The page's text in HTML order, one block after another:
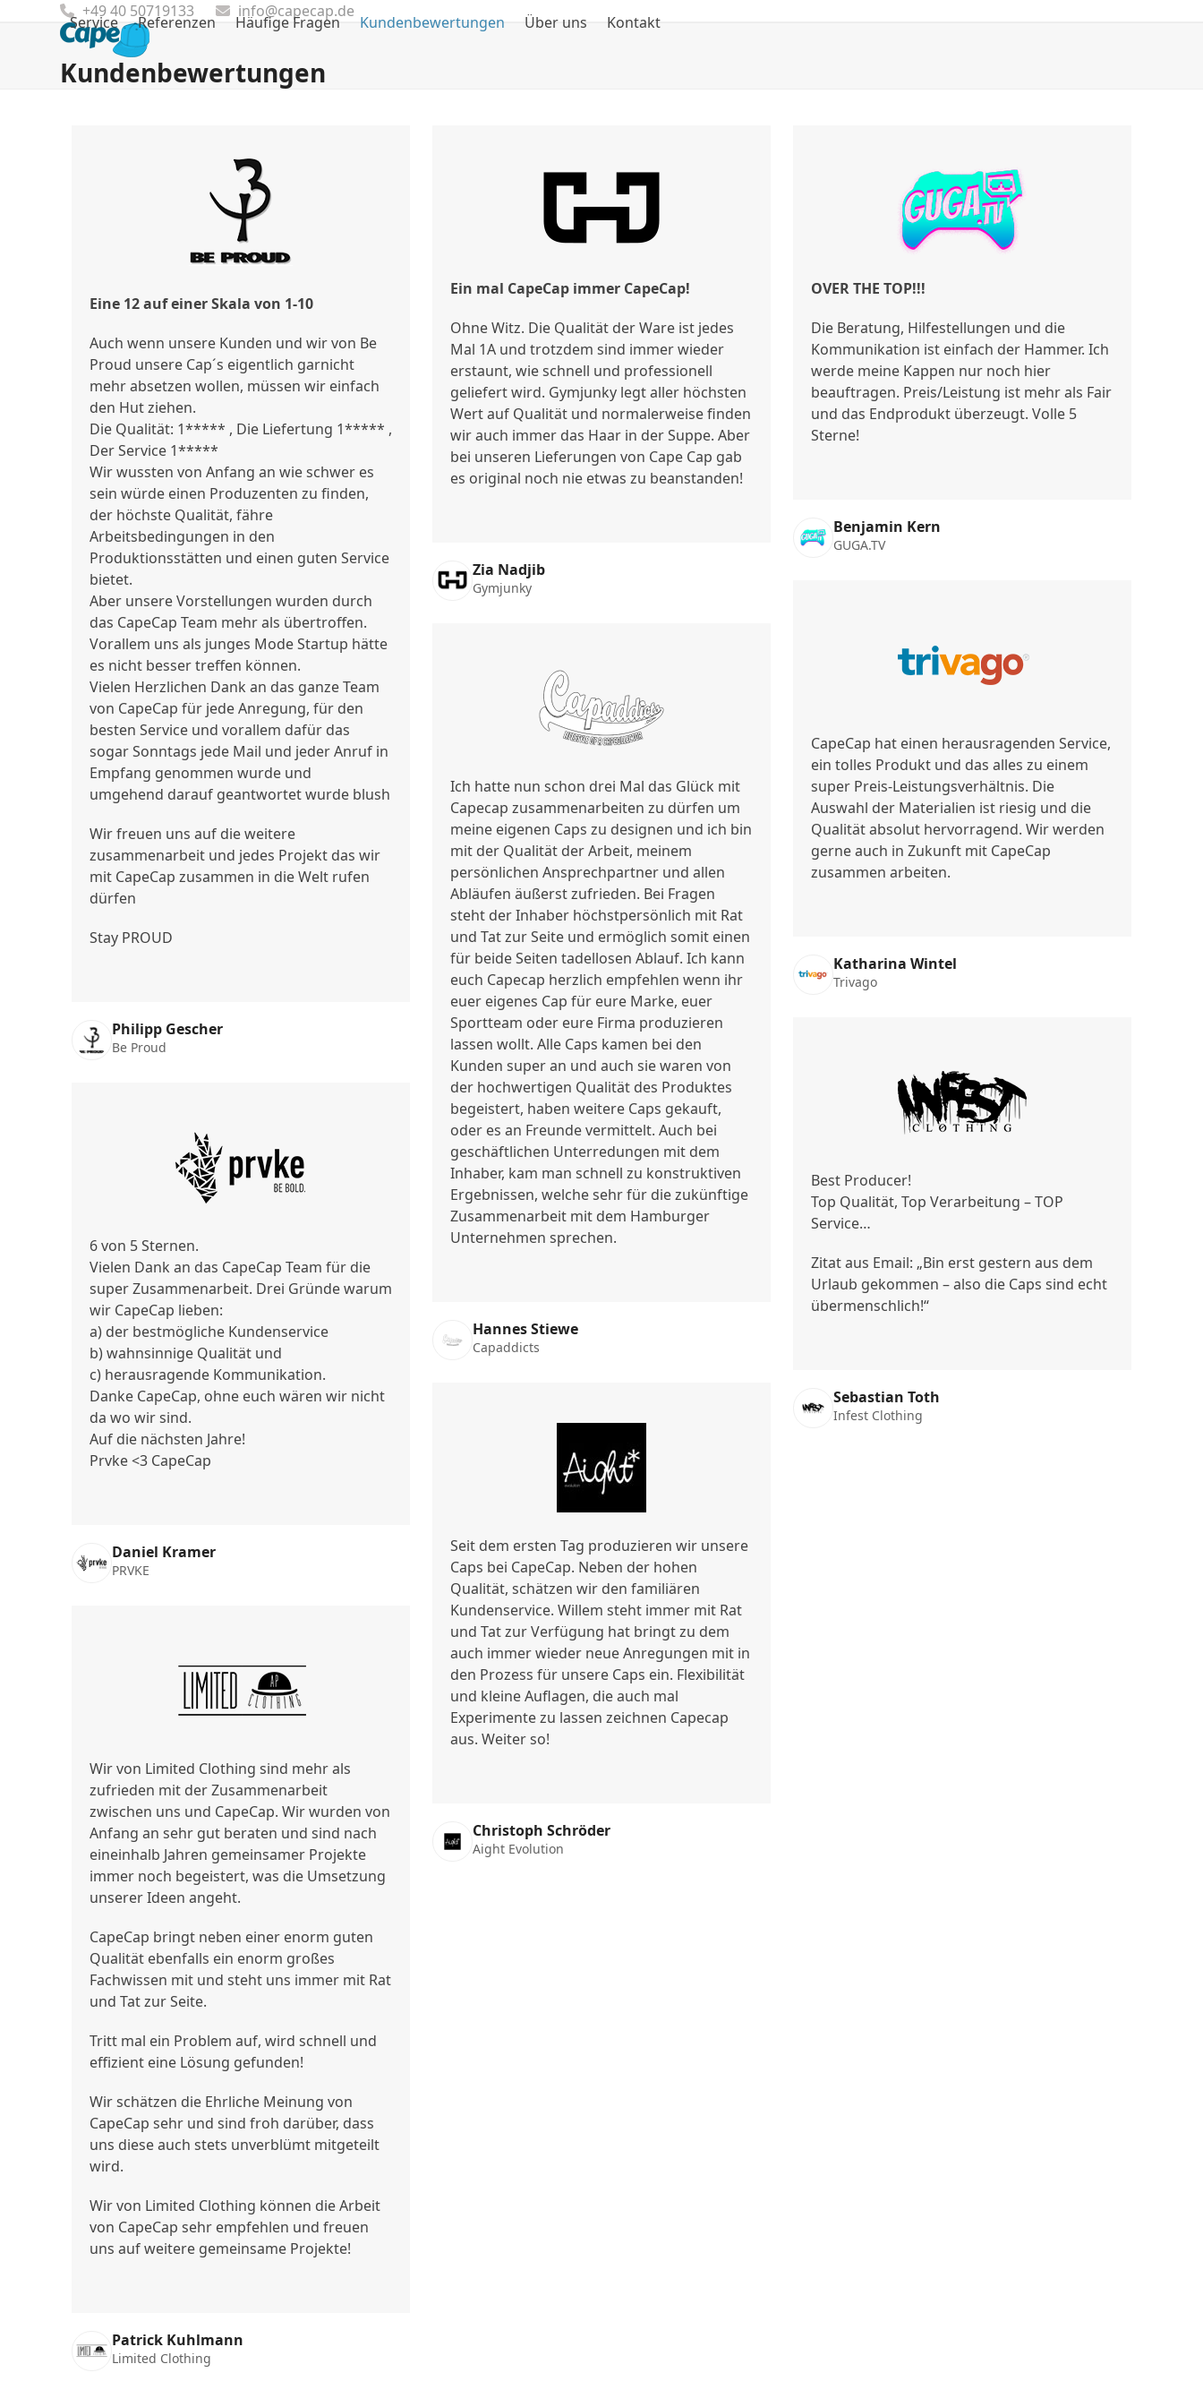
+49 40 50719133 info@capecap.de
Service Referenzen Häufige Fragen Kundenbewertungen Über uns Kontakt
Kundenbewertungen
Eine 12 auf einer Skala von 1-10
Auch wenn unsere Kunden und wir von Be
Proud unsere Cap´s eigentlich garnicht
mehr absetzen wollen, müssen wir einfach
den Hut ziehen.
Die Qualität: 1***** , Die Liefertung 1***** ,
Der Service 1*****
Wir wussten von Anfang an wie schwer es
sein würde einen Produzenten zu finden,
der höchste Qualität, fähre
Arbeitsbedingungen in den
Produktionsstätten und einen guten Service
bietet.
Aber unsere Vorstellungen wurden durch
das CapeCap Team mehr als übertroffen.
Vorallem uns als junges Mode Startup hätte
es nicht besser treffen können.
Vielen Herzlichen Dank an das ganze Team
von CapeCap für jede Anregung, für den
besten Service und vorallem dafür das
sogar Sonntags jede Mail und jeder Anruf in
Empfang genommen wurde und
umgehend darauf geantwortet wurde blush
Wir freuen uns auf die weitere
zusammenarbeit und jedes Projekt das wir
mit CapeCap zusammen in die Welt rufen
dürfen
Stay PROUD
Philipp Gescher
Be Proud
Ein mal CapeCap immer CapeCap!
Ohne Witz. Die Qualität der Ware ist jedes
Mal 1A und trotzdem sind immer wieder
erstaunt, wie schnell und professionell
geliefert wird. Gymjunky legt aller höchsten
Wert auf Qualität und normalerweise finden
wir auch immer das Haar in der Suppe. Aber
bei unseren Lieferungen von Cape Cap gab
es original noch nie etwas zu beanstanden!
Zia Nadjib
Gymjunky
OVER THE TOP!!!
Die Beratung, Hilfestellungen und die
Kommunikation ist einfach der Hammer. Ich
werde meine Kappen nur noch hier
beauftragen. Preis/Leistung ist mehr als Fair
und das Endprodukt überzeugt. Volle 5
Sterne!
Benjamin Kern
GUGA.TV
6 von 5 Sternen.
Vielen Dank an das CapeCap Team für die
super Zusammenarbeit. Drei Gründe warum
wir CapeCap lieben:
a) der bestmögliche Kundenservice
b) wahnsinnige Qualität und
c) herausragende Kommunikation.
Danke CapeCap, ohne euch wären wir nicht
da wo wir sind.
Auf die nächsten Jahre!
Prvke <3 CapeCap
Daniel Kramer
PRVKE
Ich hatte nun schon drei Mal das Glück mit
Capecap zusammenarbeiten zu dürfen um
meine eigenen Caps zu designen und ich bin
mit der Qualität der Arbeit, meinem
persönlichen Ansprechpartner und allen
Abläufen äußerst zufrieden. Bei Fragen
steht der Inhaber höchstpersönlich mit Rat
und Tat zur Seite und ermöglich somit einen
für beide Seiten tadellosen Ablauf. Ich kann
euch Capecap herzlich empfehlen wenn ihr
euer eigenes Cap für eure Marke, euer
Sportteam oder eure Firma produzieren
lassen wollt. Alle Caps kamen bei den
Kunden super an und auch sie waren von
der hochwertigen Qualität des Produktes
begeistert, haben weitere Caps gekauft,
oder es an Freunde vermittelt. Auch bei
geschäftlichen Unterredungen mit dem
Inhaber, kam man schnell zu konstruktiven
Ergebnissen, welche sehr für die zukünftige
Zusammenarbeit mit dem Hamburger
Unternehmen sprechen.
Hannes Stiewe
Capaddicts
CapeCap hat einen herausragenden Service,
ein tolles Produkt und das alles zu einem
super Preis-Leistungsverhältnis. Die
Auswahl der Materialien ist riesig und die
Qualität absolut hervorragend. Wir werden
gerne auch in Zukunft mit CapeCap
zusammen arbeiten.
Katharina Wintel
Trivago
Wir von Limited Clothing sind mehr als
zufrieden mit der Zusammenarbeit
zwischen uns und CapeCap. Wir wurden von
Anfang an sehr gut beraten und sind nach
eineinhalb Jahren gemeinsamer Projekte
immer noch begeistert, was die Umsetzung
unserer Ideen angeht.
CapeCap bringt neben einer enorm guten
Qualität ebenfalls ein enorm großes
Fachwissen mit und steht uns immer mit Rat
und Tat zur Seite.
Tritt mal ein Problem auf, wird schnell und
effizient eine Lösung gefunden!
Wir schätzen die Ehrliche Meinung von
CapeCap sehr und sind froh darüber, dass
uns diese auch stets unverblümt mitgeteilt
wird.
Wir von Limited Clothing können die Arbeit
von CapeCap sehr empfehlen und freuen
uns auf weitere gemeinsame Projekte!
Patrick Kuhlmann
Limited Clothing
Seit dem ersten Tag produzieren wir unsere
Caps bei CapeCap. Neben der hohen
Qualität, schätzen wir den familiären
Kundenservice. Willem steht immer mit Rat
und Tat zur Verfügung hat bringt zu dem
auch immer wieder neue Anregungen mit in
den Prozess für unsere Caps ein. Flexibilität
und kleine Auflagen, die auch mal
Experimente zu lassen zeichnen Capecap
aus. Weiter so!
Christoph Schröder
Aight Evolution
Best Producer!
Top Qualität, Top Verarbeitung – TOP
Service…
Zitat aus Email: „Bin erst gestern aus dem
Urlaub gekommen – also die Caps sind echt
übermenschlich!“
Sebastian Toth
Infest Clothing